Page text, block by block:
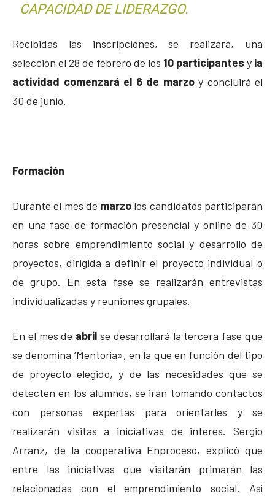
CAPACIDAD DE LIDERAZGO.
Recibidas las inscripciones, se realizará, una
selección el 28 de febrero de los 10 participantes y la
actividad comenzará el 6 de marzoy concluirá el
30 de junio.
Formación
Durante el mes de marzo los candidatos participarán
en una fase de formación presencial y online de 30
horas sobre emprendimiento social y desarrollo de
proyectos, dirigida a definir el proyecto individual o
de grupo. En esta fase se realizarán entrevistas
individualizadas y reuniones grupales.
En el mes de abrilse desarrollará la tercera fase que
se denomina ‘Mentoría», en la que en función del tipo
de proyecto elegido, y de las necesidades que se
detecten en los alumnos, se irán tomando contactos
con personas expertas para orientarles y se
realizarán visitas a iniciativas de interés. Sergio
Arranz, de la cooperativa Enproceso, explicó que
entre las iniciativas que visitarán primarán las
relacionadas con el emprendimiento social. Así